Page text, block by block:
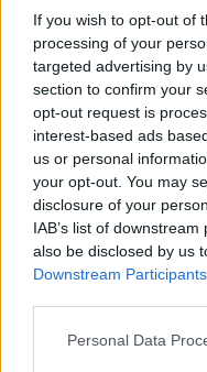
If you wish to opt-out of
processing of your
targeted advertising by
section to confirm your
opt-out request is
interest-based ads
us or personal
your opt-out. You may
disclosure of your
IAB’s list of
also be disclosed by us
Downstream Participants
Personal Data
közötti egészségi
fenntartható tartós
minősítési
B1
összege –
helyreállítható:
30%-a: 38.960
C1
összege –
alapösszeg